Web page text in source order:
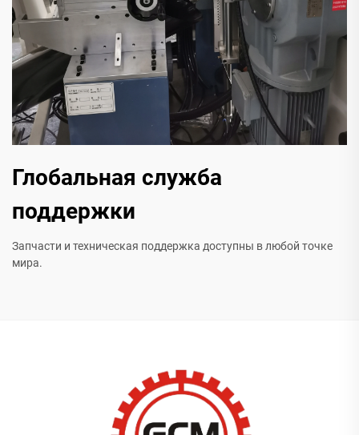
Глобальная служба
поддержки
Запчасти и техническая поддержка доступны в любой точке
мира.